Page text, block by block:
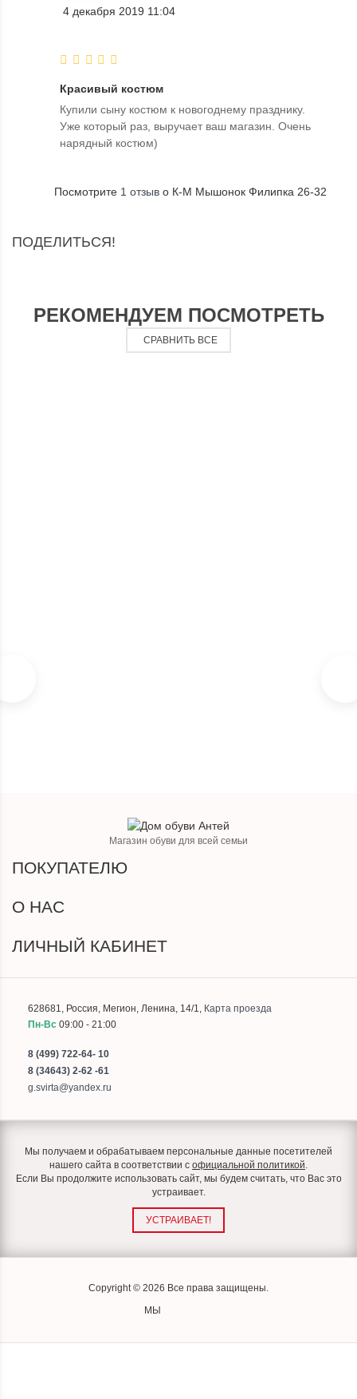
4 декабря 2019 11:04
Красивый костюм
Купили сыну костюм к новогоднему празднику.
Уже который раз, выручает ваш магазин. Очень
нарядный костюм)
Посмотрите 1 отзыв о К-М Мышонок Филипка 26-32
ПОДЕЛИТЬСЯ!
РЕКОМЕНДУЕМ ПОСМОТРЕТЬ
СРАВНИТЬ ВСЕ
Магазин обуви для всей семьи
ПОКУПАТЕЛЮ
О НАС
ЛИЧНЫЙ КАБИНЕТ
628681, Россия, Мегион, Ленина, 14/1, Карта проезда
Пн-Вс 09:00 - 21:00
8 (499) 722-64- 10
8 (34643) 2-62 -61
g.svirta@yandex.ru
Мы получаем и обрабатываем персональные данные посетителей
нашего сайта в соответствии с официальной политикой.
Если Вы продолжите использовать сайт, мы будем считать, что Вас это
устраивает.
УСТРАИВАЕТ!
Copyright © 2026 Все права защищены.
МЫ